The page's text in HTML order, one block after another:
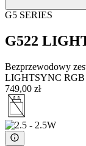
G5 SERIES
G522
Bezprzewodowy
LIGHTSYNC RGB
749,00 zł